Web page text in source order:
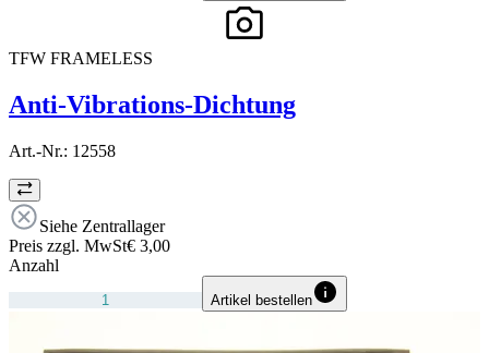
TFW FRAMELESS
Anti-Vibrations-Dichtung
Art.-Nr.: 12558
Siehe Zentrallager
Preis zzgl. MwSt€ 3,00
Anzahl
Artikel bestellen